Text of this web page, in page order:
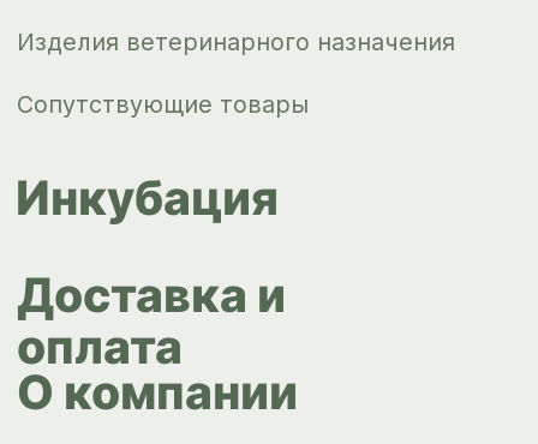
Design by
+7 343 264
51 17© ИПС «Сведловская» 2023